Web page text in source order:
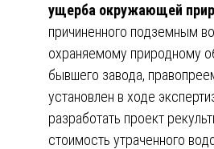
ущерба окружающей
причиненного подземным
охраняемому природному
бывшего завода,
установлен в ходе
разработать проект
стоимость утраченного